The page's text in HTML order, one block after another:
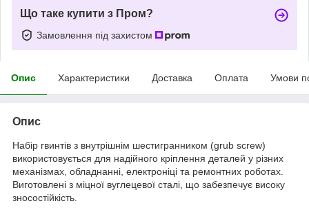
Що таке купити з Пром?
Замовлення під захистом
Опис Характеристики Доставка Оплата Умови
Опис
Набір гвинтів з внутрішнім шестигранником (grub screw)
використовується для надійного кріплення деталей у різних
механізмах, обладнанні, електроніці та ремонтних роботах.
Виготовлені з міцної вуглецевої сталі, що забезпечує високу
зносостійкість.